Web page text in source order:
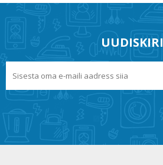
UUDISKIRI